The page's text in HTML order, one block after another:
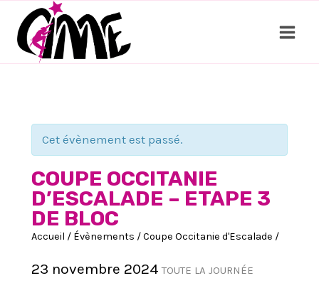
contenu
Cet évènement est passé.
COUPE OCCITANIE
D’ESCALADE – ETAPE 3
DE BLOC
Accueil / Évènements /Coupe Occitanie d'Escalade /
23 novembre 2024TOUTE LA JOURNÉE